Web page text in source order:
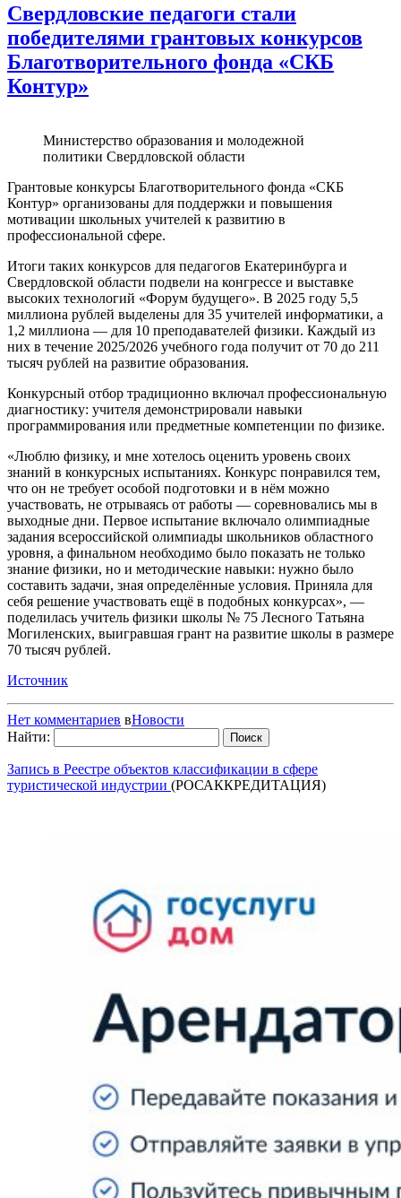
Свердловские педагоги стали
победителями грантовых конкурсов
Благотворительного фонда «СКБ
Контур»
Министерство образования и молодежной
политики Свердловской области
Грантовые конкурсы Благотворительного фонда «СКБ
Контур» организованы для поддержки и повышения
мотивации школьных учителей к развитию в
профессиональной сфере.
Итоги таких конкурсов для педагогов Екатеринбурга и
Свердловской области подвели на конгрессе и выставке
высоких технологий «Форум будущего». В 2025 году 5,5
миллиона рублей выделены для 35 учителей информатики, а
1,2 миллиона — для 10 преподавателей физики. Каждый из
них в течение 2025/2026 учебного года получит от 70 до 211
тысяч рублей на развитие образования.
Конкурсный отбор традиционно включал профессиональную
диагностику: учителя демонстрировали навыки
программирования или предметные компетенции по физике.
«Люблю физику, и мне хотелось оценить уровень своих
знаний в конкурсных испытаниях. Конкурс понравился тем,
что он не требует особой подготовки и в нём можно
участвовать, не отрываясь от работы — соревновались мы в
выходные дни. Первое испытание включало олимпиадные
задания всероссийской олимпиады школьников областного
уровня, а финальном необходимо было показать не только
знание физики, но и методические навыки: нужно было
составить задачи, зная определённые условия. Приняла для
себя решение участвовать ещё в подобных конкурсах», —
поделилась учитель физики школы № 75 Лесного Татьяна
Могиленских, выигравшая грант на развитие школы в размере
70 тысяч рублей.
Источник
Нет комментариев вНовости
Найти:
Запись в Реестре объектов классификации в сфере
туристической индустрии (РОСАККРЕДИТАЦИЯ)